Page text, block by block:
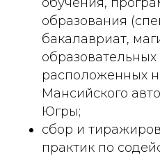
образования
бакалавриат,
расположенных
Мансийского
Югры;
сбор и
практик по